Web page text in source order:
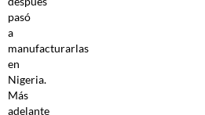
pasó
a
manufacturarlas
en
Nigeria.
Más
adelante